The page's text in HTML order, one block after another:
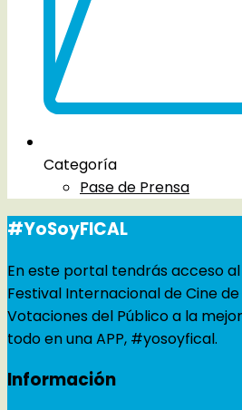
Categoría
Pase de Prensa
#YoSoyFICAL
En este portal tendrás acceso
Festival Internacional de Cine
Votaciones del Público a la
todo en una APP, #yosoyfical.
Información